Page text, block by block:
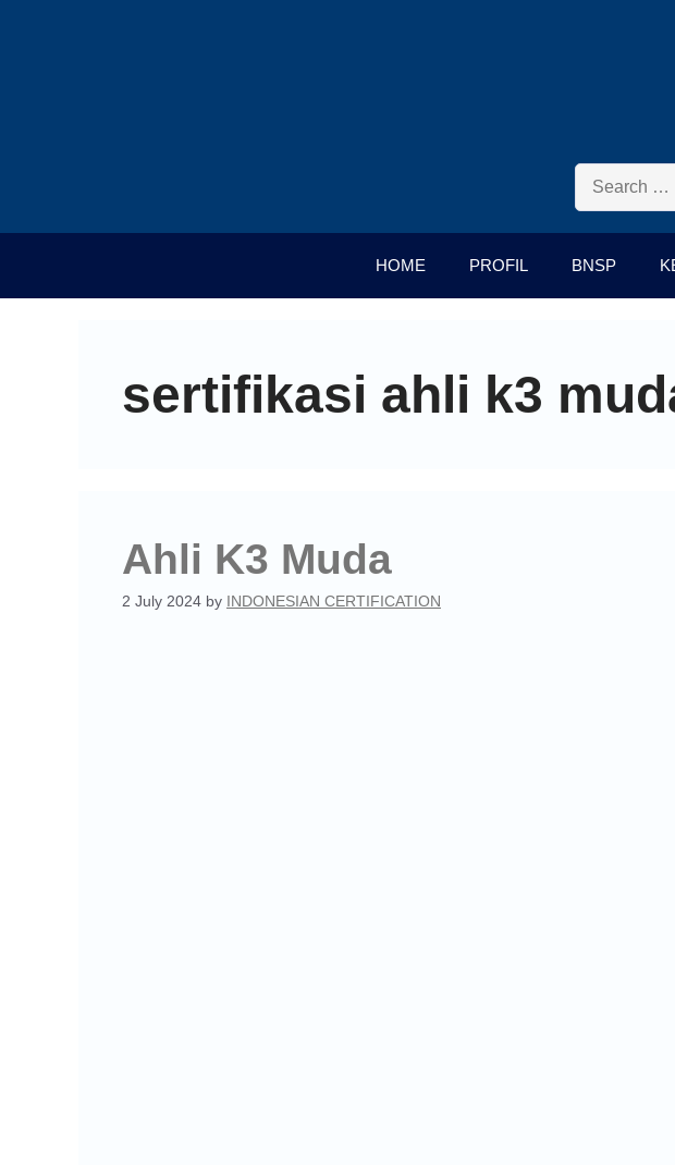
HOME PROFIL BNSP
sertifikasi ahli k3
Ahli K3 Muda
2 July 2024 by INDONESIAN CERTIFICATION